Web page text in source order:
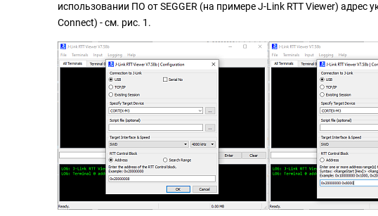
использовании ПО от SEGGER (на примере J-Link RTT Viewer) адрес
Connect) - см. рис. 1.